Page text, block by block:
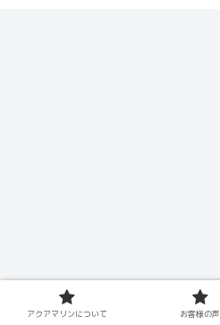
アクアマリンについて お客様の声